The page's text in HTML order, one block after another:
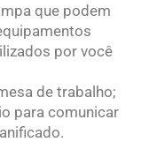
que podem
por você
de trabalho;
para comunicar